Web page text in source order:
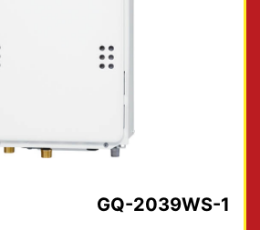
給湯器の選び方
GQ-2039WS-1